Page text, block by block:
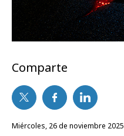
Comparte
miércoles, 26 de noviembre 2025